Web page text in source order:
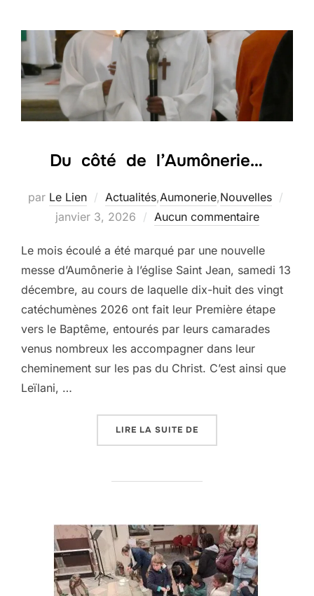
Du côté de l’Aumônerie…
par Le Lien Actualités,Aumonerie,Nouvelles
janvier 3, 2026 Aucun commentaire
Le mois écoulé a été marqué par une nouvelle
messe d’Aumônerie à l’église Saint Jean, samedi 13
décembre, au cours de laquelle dix-huit des vingt
catéchumènes 2026 ont fait leur Première étape
vers le Baptême, entourés par leurs camarades
venus nombreux les accompagner dans leur
cheminement sur les pas du Christ. C’est ainsi que
Leïlani, …
LIRE LA SUITE DE